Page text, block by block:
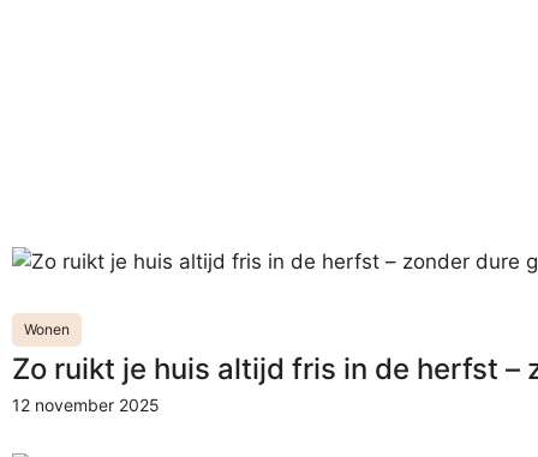
Wonen
Zo ruikt je huis altijd fris in de herfst –
12 november 2025